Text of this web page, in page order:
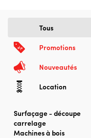
Tous
Promotions
Nouveautés
Location
Surfaçage - découpe
carrelage
Machines à bois